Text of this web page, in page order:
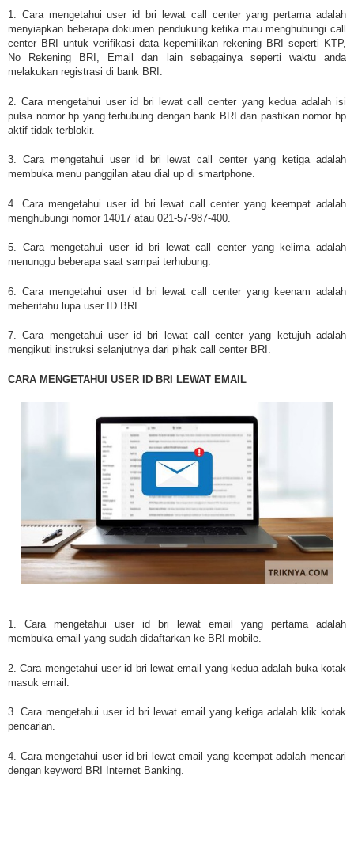
1. Cara mengetahui user id bri lewat call center yang pertama adalah
menyiapkan beberapa dokumen pendukung ketika mau menghubungi call
center BRI untuk verifikasi data kepemilikan rekening BRI seperti KTP,
No Rekening BRI, Email dan lain sebagainya seperti waktu anda
melakukan registrasi di bank BRI.
2. Cara mengetahui user id bri lewat call center yang kedua adalah isi
pulsa nomor hp yang terhubung dengan bank BRI dan pastikan nomor hp
aktif tidak terblokir.
3. Cara mengetahui user id bri lewat call center yang ketiga adalah
membuka menu panggilan atau dial up di smartphone.
4. Cara mengetahui user id bri lewat call center yang keempat adalah
menghubungi nomor 14017 atau 021-57-987-400.
5. Cara mengetahui user id bri lewat call center yang kelima adalah
menunggu beberapa saat sampai terhubung.
6. Cara mengetahui user id bri lewat call center yang keenam adalah
meberitahu lupa user ID BRI.
7. Cara mengetahui user id bri lewat call center yang ketujuh adalah
mengikuti instruksi selanjutnya dari pihak call center BRI.
CARA MENGETAHUI USER ID BRI LEWAT EMAIL
1. Cara mengetahui user id bri lewat email yang pertama adalah
membuka email yang sudah didaftarkan ke BRI mobile.
2. Cara mengetahui user id bri lewat email yang kedua adalah buka kotak
masuk email.
3. Cara mengetahui user id bri lewat email yang ketiga adalah klik kotak
pencarian.
4. Cara mengetahui user id bri lewat email yang keempat adalah mencari
dengan keyword BRI Internet Banking.